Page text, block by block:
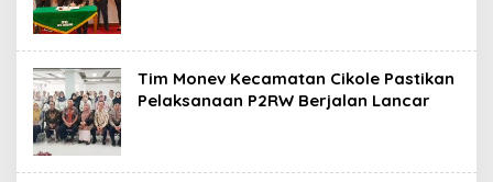
Tim Monev Kecamatan Cikole Pastikan
Pelaksanaan P2RW Berjalan Lancar